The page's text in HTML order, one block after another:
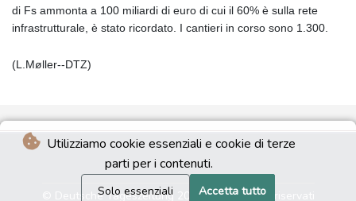
Utilizziamo cookie essenziali e cookie di terze
parti per i contenuti.
Solo essenziali Accetta tutto
di Fs ammonta a 100 miliardi di euro di cui il 60% è sulla rete
infrastrutturale, è stato ricordato. I cantieri in corso sono 1.300.
(L.Møller--DTZ)
© Deutsche Tageszeitung 2026 - Tutti i diritti riservati